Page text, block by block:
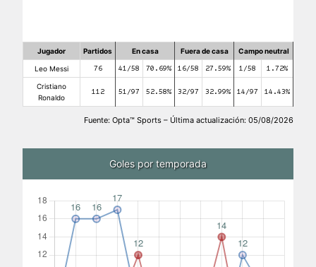
Jugador Partidos En casa Fuera de casa Campo neutral
Leo Messi 76 41/58 70.69% 16/58 27.59% 1/58 1.72%
Cristiano
Ronaldo
112 51/97 52.58% 32/97 32.99% 14/97 14.43%
Fuente: Opta™ Sports – Última actualización: 05/08/2026
Goles por temporada